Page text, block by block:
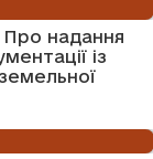
Про надання
із